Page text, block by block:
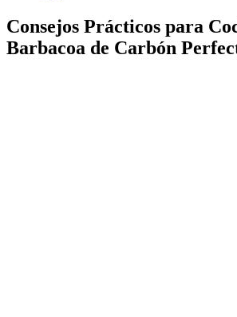
Consejos Prácticos para
Barbacoa de Carbón